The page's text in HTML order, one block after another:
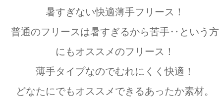
暑すぎない快適薄手フリース！
普通のフリースは暑すぎるから苦手‥という方
にもオススメのフリース！
薄手タイプなのでむれにくく快適！
どなたにでもオススメできるあったか素材。